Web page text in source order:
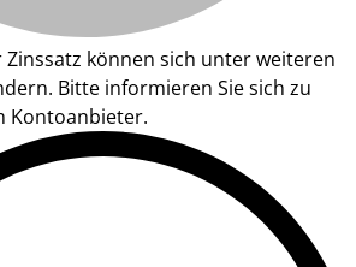
Zinssatz können sich unter weiteren
Bitte informieren Sie sich zu
Kontoanbieter.